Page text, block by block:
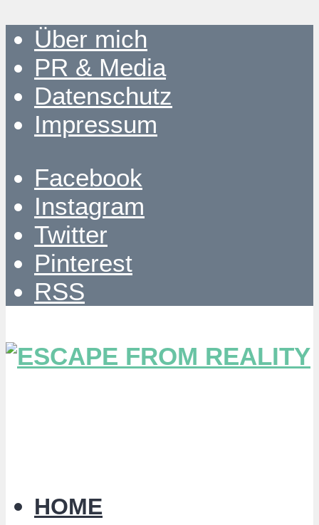
Über mich
PR & Media
Datenschutz
Impressum
Facebook
Instagram
Twitter
Pinterest
RSS
HOME